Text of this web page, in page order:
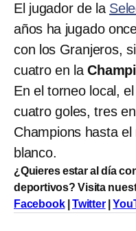
El jugador de la
años ha jugado
con los Granjeros,
cuatro en la
En el torneo local,
cuatro goles, tres
Champions hasta
blanco.
¿Quieres estar al día
deportivos? Visita
Facebook|Twitter|